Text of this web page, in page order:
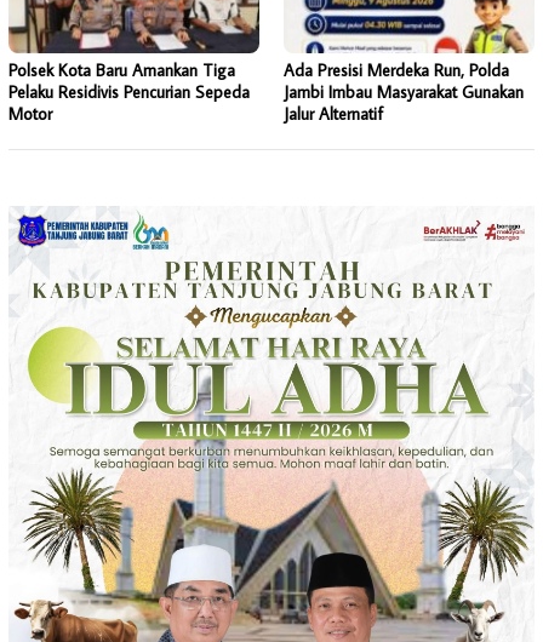
Polsek Kota Baru Amankan Tiga
Pelaku Residivis Pencurian Sepeda
Motor
Ada Presisi Merdeka Run, Polda
Jambi Imbau Masyarakat Gunakan
Jalur Alternatif